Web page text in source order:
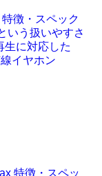
徴・スペック
いう扱いやすさ
生に対応した
イヤホン
特徴・スペッ